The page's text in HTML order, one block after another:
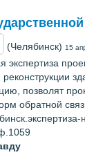
(Челябинск) 15
экспертиза
реконструкции
позволят
обратной